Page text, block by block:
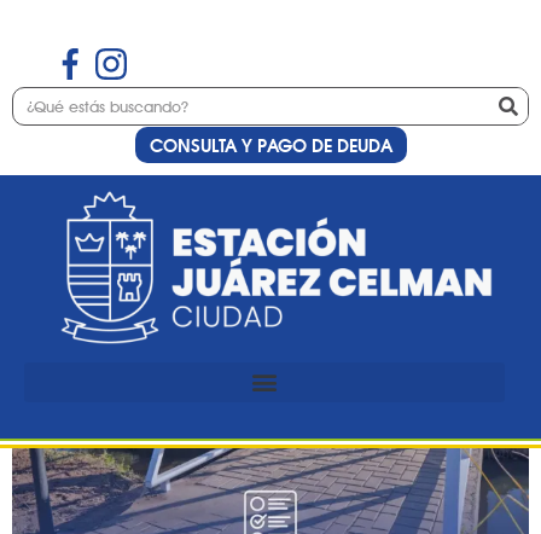
CONSULTA Y PAGO DE DEUDA
Etiqueta:Ciclovía
¿Cómo te movés por la